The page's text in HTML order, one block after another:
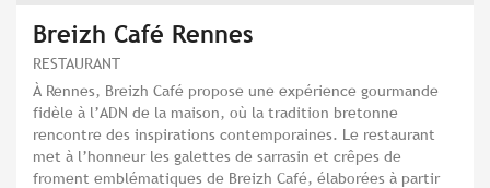
Breizh Café Rennes
RESTAURANT
À Rennes, Breizh Café propose une expérience gourmande
fidèle à l’ADN de la maison, où la tradition bretonne
rencontre des inspirations contemporaines. Le restaurant
met à l’honneur les galettes de sarrasin et crêpes de
froment emblématiques de Breizh Café, élaborées à partir